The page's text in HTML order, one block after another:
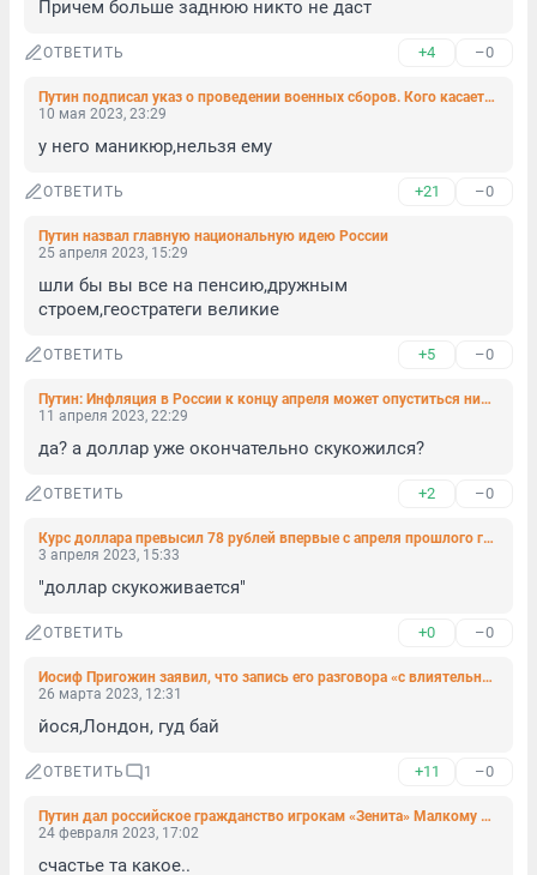
Причем больше заднюю никто не даст
ОТВЕТИТЬ +4 –0
Путин подписал указ о проведении военных сборов. Кого касается призыв на сборы в 2023 году?
10 мая 2023, 23:29
у него маникюр,нельзя ему
ОТВЕТИТЬ +21 –0
Путин назвал главную национальную идею России
25 апреля 2023, 15:29
шли бы вы все на пенсию,дружным
строем,геостратеги великие
ОТВЕТИТЬ +5 –0
Путин: Инфляция в России к концу апреля может опуститься ниже 3%
11 апреля 2023, 22:29
да? а доллар уже окончательно скукожился?
ОТВЕТИТЬ +2 –0
Курс доллара превысил 78 рублей впервые с апреля прошлого года
3 апреля 2023, 15:33
"доллар скукоживается"
ОТВЕТИТЬ +0 –0
Иосиф Пригожин заявил, что запись его разговора «с влиятельным человеком» — фейк
26 марта 2023, 12:31
йося,Лондон, гуд бай
ОТВЕТИТЬ 1 +11 –0
Путин дал российское гражданство игрокам «Зенита» Малкому и Клаудиньо
24 февраля 2023, 17:02
счастье та какое..